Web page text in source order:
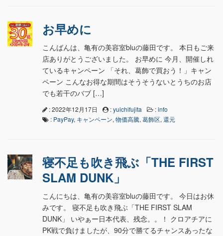
お早めに
こんばんは、亀有の美容室bluの藤田です。 本日もご来
店ありがとうございました。 お早めに 今月、開催しれ
ているキャンペーン 「それ、葛飾で買おう！」キャン
ペーン こんなお得な期間はそうそうないとうちのお店
でも若干のバブ […]
: 2022年12月17日 :yuichifujita :info
: PayPay, キャンペーン, 物価高騰, 葛飾区, 還元
寝不足も吹き飛ぶ「THE FIRST
SLAM DUNK」
こんにちは、亀有の美容室bluの藤田です。 今日はお休
みです。 寝不足も吹き飛ぶ「THE FIRST SLAM
DUNK」 いやぁー日本代表、残念。。！ クロアチアに
PK戦で負けましたが、90分で勝てるチャンスあったな